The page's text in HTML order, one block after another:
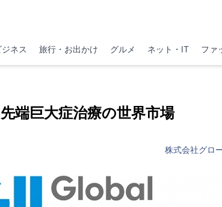
ネス 旅行・お出かけ グルメ ネット・IT ファ
先端巨大症治療の世界市場
株式会社グロ